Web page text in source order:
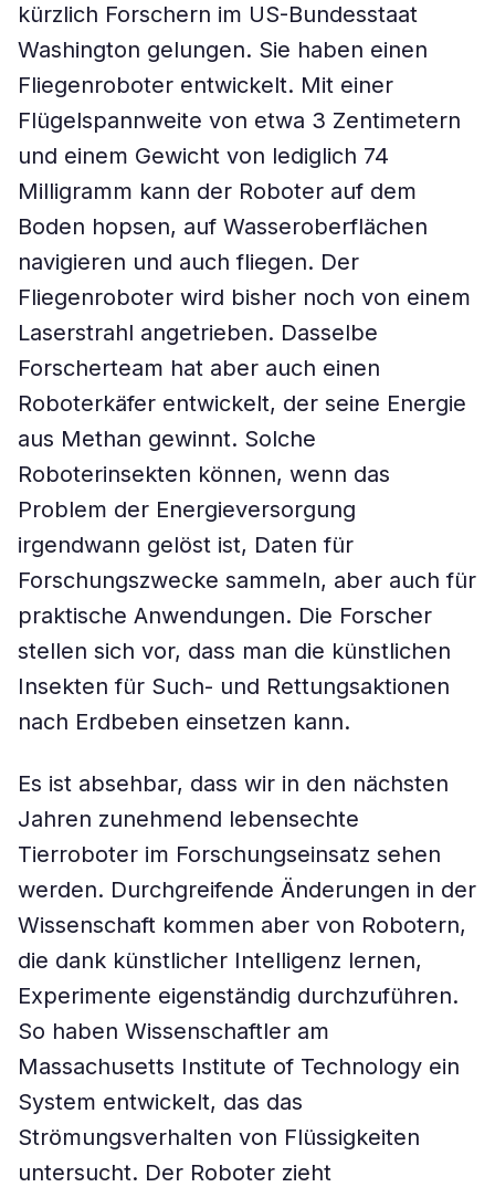
kürzlich Forschern im US-Bundesstaat
Washington gelungen. Sie haben einen
Fliegenroboter entwickelt. Mit einer
Flügelspannweite von etwa 3 Zentimetern
und einem Gewicht von lediglich 74
Milligramm kann der Roboter auf dem
Boden hopsen, auf Wasseroberflächen
navigieren und auch fliegen. Der
Fliegenroboter wird bisher noch von einem
Laserstrahl angetrieben. Dasselbe
Forscherteam hat aber auch einen
Roboterkäfer entwickelt, der seine Energie
aus Methan gewinnt. Solche
Roboterinsekten können, wenn das
Problem der Energieversorgung
irgendwann gelöst ist, Daten für
Forschungszwecke sammeln, aber auch für
praktische Anwendungen. Die Forscher
stellen sich vor, dass man die künstlichen
Insekten für Such- und Rettungsaktionen
nach Erdbeben einsetzen kann.
Es ist absehbar, dass wir in den nächsten
Jahren zunehmend lebensechte
Tierroboter im Forschungseinsatz sehen
werden. Durchgreifende Änderungen in der
Wissenschaft kommen aber von Robotern,
die dank künstlicher Intelligenz lernen,
Experimente eigenständig durchzuführen.
So haben Wissenschaftler am
Massachusetts Institute of Technology ein
System entwickelt, das das
Strömungsverhalten von Flüssigkeiten
untersucht. Der Roboter zieht